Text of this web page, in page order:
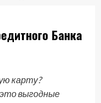
Банка
карту?
выгодные